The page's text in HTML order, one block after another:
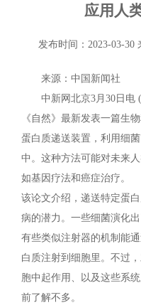
应用人
发布时间：2023-03-30
来源：中国新闻社
中新网北京3月30日电
《自然》最新发表一篇生
蛋白质递送装置，利用细
中。这种方法可能对未来
如基因疗法和癌症治疗。
该论文介绍，递送特定蛋
病的潜力。一些细菌演化
有些类似注射器的机制能
白质注射到细胞里。不过
胞中起作用、以及这些系
前了解不多。